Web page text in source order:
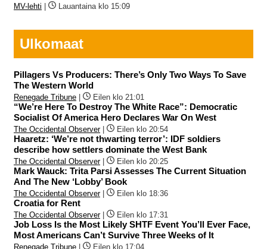
MV-lehti | Lauantaina klo 15:09
Ulkomaat
Pillagers Vs Producers: There’s Only Two Ways To Save
The Western World
Renegade Tribune Eilen klo 21:01
“We’re Here To Destroy The White Race”: Democratic
Socialist Of America Hero Declares War On West
The Occidental Observer| Eilen klo 20:54
Haaretz: ‘We’re not thwarting terror’: IDF soldiers
describe how settlers dominate the West Bank
The Occidental Observer| Eilen klo 20:25
Mark Wauck: Trita Parsi Assesses The Current Situation
And The New ‘Lobby’ Book
The Occidental Observer| Eilen klo 18:36
Croatia for Rent
The Occidental Observer| Eilen klo 17:31
Job Loss Is the Most Likely SHTF Event You’ll Ever Face,
Most Americans Can’t Survive Three Weeks of It
Renegade Tribune Eilen klo 17:04